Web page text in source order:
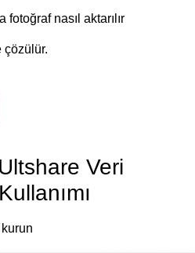
nasıl aktarılır
çözülür.
Veri